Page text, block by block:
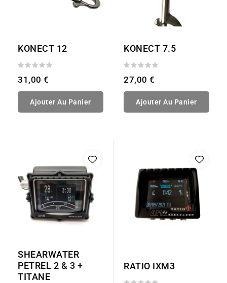
KONECT 12
31,00 €
Ajouter Au Panier
KONECT 7.5
27,00 €
Ajouter Au Panier
SHEARWATER
PETREL 2 & 3 +
TITANE
RATIO IXM3